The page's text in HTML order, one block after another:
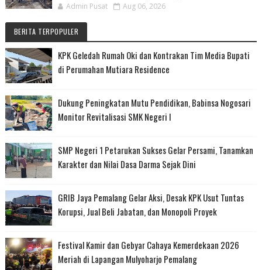
Admin Pusat Aug 06, 2026
BERITA TERPOPULER
KPK Geledah Rumah Oki dan Kontrakan Tim Media Bupati
di Perumahan Mutiara Residence
Dukung Peningkatan Mutu Pendidikan, Babinsa Nogosari
Monitor Revitalisasi SMK Negeri I
SMP Negeri 1 Petarukan Sukses Gelar Persami, Tanamkan
Karakter dan Nilai Dasa Darma Sejak Dini
GRIB Jaya Pemalang Gelar Aksi, Desak KPK Usut Tuntas
Korupsi, Jual Beli Jabatan, dan Monopoli Proyek
Festival Kamir dan Gebyar Cahaya Kemerdekaan 2026
Meriah di Lapangan Mulyoharjo Pemalang